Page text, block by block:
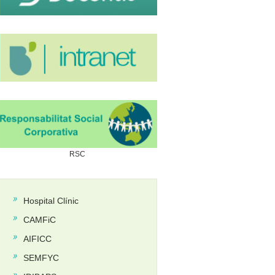
RSC
Hospital Clínic
CAMFiC
AIFICC
SEMFYC